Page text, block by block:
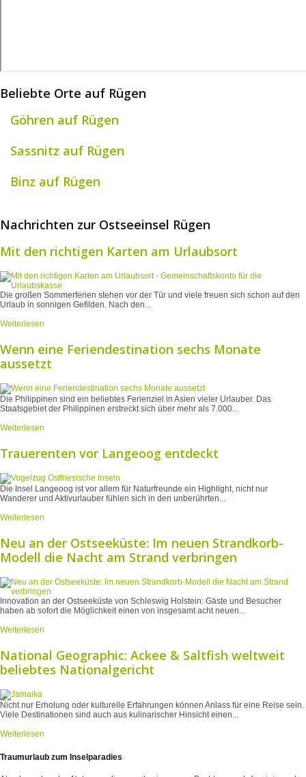
Beliebte Orte auf Rügen
Göhren auf Rügen
Sassnitz auf Rügen
Binz auf Rügen
Nachrichten zur Ostseeinsel Rügen
Mit den richtigen Karten am Urlaubsort
Die großen Sommerferien stehen vor der Tür und viele freuen sich schon auf den
Urlaub in sonnigen Gefilden. Nach den...
Weiterlesen
Wenn eine Feriendestination sechs Monate
aussetzt
Die Philippinen sind ein beliebtes Ferienziel in Asien vieler Urlauber. Das
Staatsgebiet der Philippinen erstreckt sich über mehr als 7.000...
Weiterlesen
Trauerenten vor Langeoog entdeckt
Die Insel Langeoog ist vor allem für Naturfreunde ein Highlight, nicht nur
Wanderer und Aktivurlauber fühlen sich in den unberührten...
Weiterlesen
Neu an der Ostseeküste: Im neuen Strandkorb-
Modell die Nacht am Strand verbringen
Innovation an der Ostseeküste von Schleswig Holstein: Gäste und Besucher
haben ab sofort die Möglichkeit einen von insgesamt acht neuen...
Weiterlesen
National Geographic: Ackee & Saltfish weltweit
beliebtes Nationalgericht
Nicht nur Erholung oder kulturelle Erfahrungen können Anlass für eine Reise sein.
Viele Destinationen sind auch aus kulinarischer Hinsicht einen...
Weiterlesen
Traumurlaub zum Inselparadies